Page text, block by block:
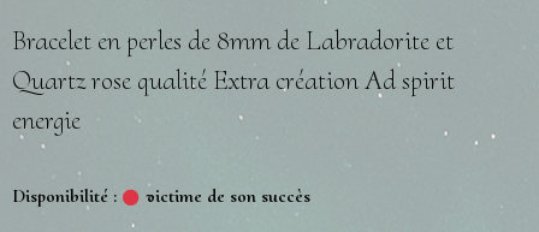
Bracelet en perles de 8mm de Labradorite et
Quartz rose qualité Extra création Ad spirit
energie
Disponibilité : victime de son succès